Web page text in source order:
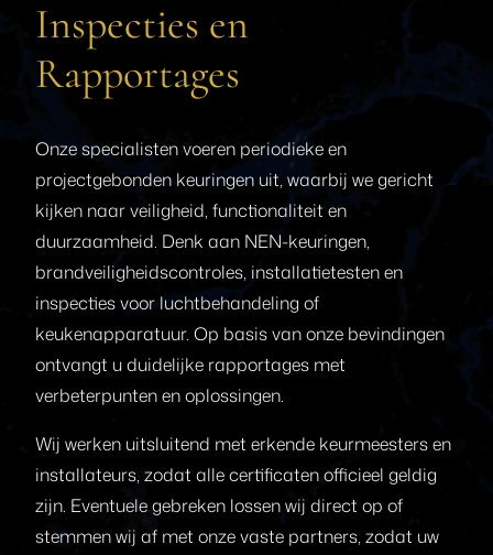
Inspecties en
Rapportages
Onze specialisten voeren periodieke en
projectgebonden keuringen uit, waarbij we gericht
kijken naar veiligheid, functionaliteit en
duurzaamheid. Denk aan NEN-keuringen,
brandveiligheidscontroles, installatietesten en
inspecties voor luchtbehandeling of
keukenapparatuur. Op basis van onze bevindingen
ontvangt u duidelijke rapportages met
verbeterpunten en oplossingen.
Wij werken uitsluitend met erkende keurmeesters en
installateurs, zodat alle certificaten officieel geldig
zijn. Eventuele gebreken lossen wij direct op of
stemmen wij af met onze vaste partners, zodat uw